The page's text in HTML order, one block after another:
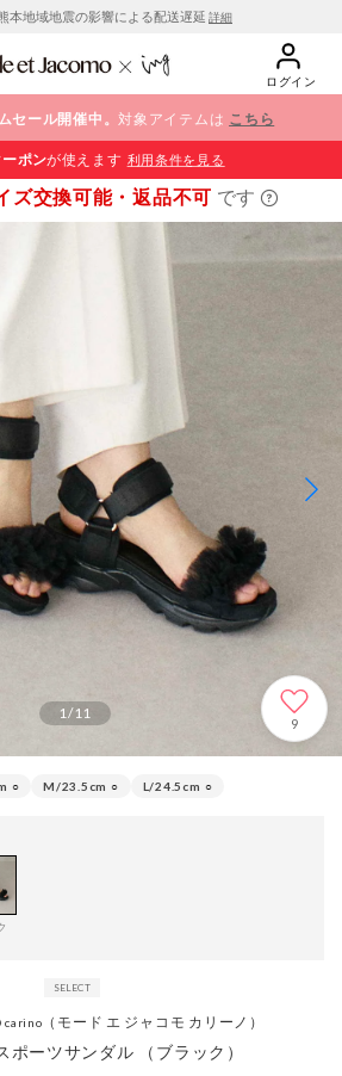
本地域地震の影響による配送遅延 詳細
ログイン
セール開催中。対象アイテムは こちら
ーポンが使えます 利用条件を見る
ズ交換可能・返品不可 です
1/11
9
○ M/23.5cm ○ L/24.5cm ○
carino （モード エ ジャコモ カリーノ）
ポーツサンダル （ブラック）